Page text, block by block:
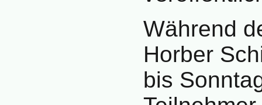
Während
Horber
bis